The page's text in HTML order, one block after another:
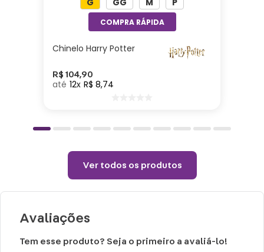
Altura: 12,5cm | Largura: 21cm |
Comprimento: 07cm | Material: Sintético
Cuidados e recomendações de uso:
Não alvejar
Temperatura máxima 110°C (sem vapor)
secadora
Limpeza suave
Não limpar a seco.
Chinelo Harry Potter
R$ 104,90
12 R$ 8,74
G GG M P
Ver todos os produtos
Avaliações
Tem esse produto? Seja o primeiro a avaliá-lo!